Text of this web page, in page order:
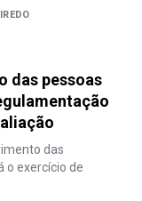
das pessoas
das
o exercício de